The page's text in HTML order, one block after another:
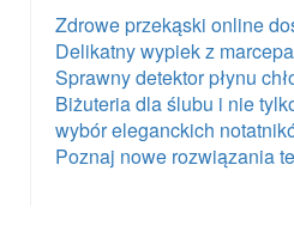
Zdrowe przekąski online
Delikatny wypiek z
Sprawny detektor płynu
Biżuteria dla ślubu i nie
wybór eleganckich
Poznaj nowe rozwiązania